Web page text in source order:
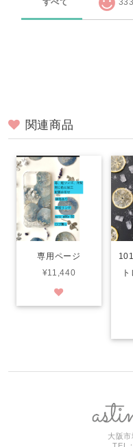
すべて 333
関連商品
専用ページ
¥11,440
大阪